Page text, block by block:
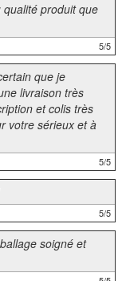
produit que
5/5
que je
livraison très
et colis très
votre sérieux et à
5/5
5/5
soigné et